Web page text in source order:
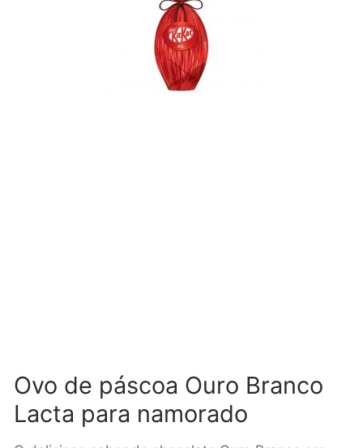
Ovo de páscoa Ouro Branco
Lacta para namorado